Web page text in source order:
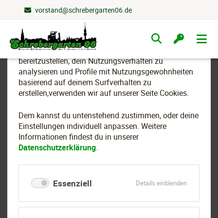
Wir nutzen Cookies
Um essenzielle Funktionen dieser Webseite
bereitzustellen, dein Nutzungsverhalten zu
analysieren und Profile mit Nutzungsgewohnheiten
basierend auf deinem Surfverhalten zu
erstellen,verwenden wir auf unserer Seite Cookies.
Dem kannst du untenstehend zustimmen, oder deine
Einstellungen individuell anpassen. Weitere
Informationen findest du in unserer
Datenschutzerklärung.
Essenziell Details einblendenfür
vorstand@schrebergarten06.de
Navigation
überspringen
Unser 1. Kartoffelfest -
Kartoffeln in 10
Variationen (September
2016)
Das erstmals ausgerichtete Kartoffelfest war trotz der